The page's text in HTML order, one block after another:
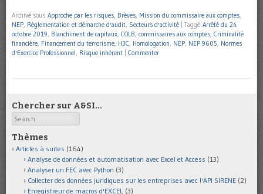
Archivé sous Approche par les risques, Brèves, Mission du commissaire aux comptes,
NEP, Réglementation et démarche d'audit, Secteurs d'activité Taggé Arrêté du 24
octobre 2019, Blanchiment de capitaux, COLB, commissaires aux comptes, Criminalité
financière, Financement du terrorisme, H3C, Homologation, NEP, NEP 9605, Normes
d'Exercice Professionnel, Risque inhérent Commenter
Chercher sur A&SI…
Search
Thèmes
Articles à suites (164)
Analyse de données et automatisation avec Excel et Access (13)
Analyser un FEC avec Python (3)
Collecter des données juridiques sur les entreprises avec l'API SIRENE (2)
Enregistreur de macros d'EXCEL (3)